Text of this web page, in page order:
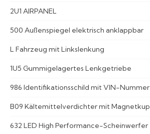
2U1 AIRPANEL
500 Außenspiegel elektrisch anklappbar
L Fahrzeug mit Linkslenkung
1U5 Gummigelagertes Lenkgetriebe
986 Identifikationsschild mit VIN-Nummer
B09 Kältemittelverdichter mit
632 LED High Performance-Scheinwerfer